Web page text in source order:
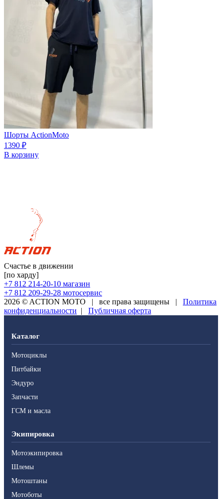
Шорты ActionMoto
1390 ₽
В корзину
Счастье в движении
[по харду]
+7 812 214-20-10 магазин
+7 812 209-29-28 мотосервис
2026 © ACTION MOTO | все права защищены |
Политика
конфиденциальности | Публичная оферта
Каталог
Мотоциклы
Питбайки
Эндуро
Запчасти
ГСМ и масла
Экипировка
Мотоэкипировка
Шлемы
Мотоштаны
Мотоботы